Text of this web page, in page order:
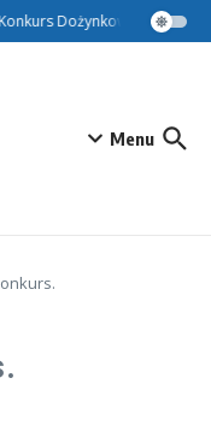
Konkurs Dożynkowy –
Menu